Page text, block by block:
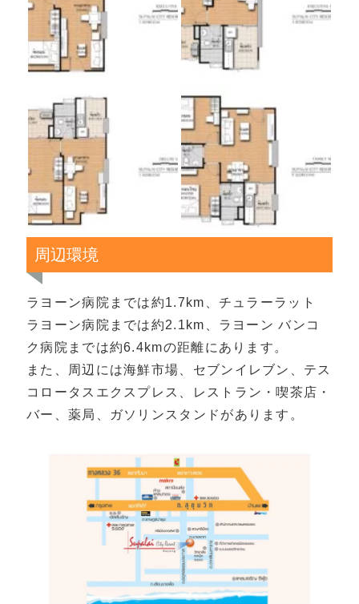
周辺環境
ラヨーン病院までは約1.7km、チュラーラット
ラヨーン病院までは約2.1km、ラヨーン バンコ
ク病院までは約6.4kmの距離にあります。
また、周辺には海鮮市場、セブンイレブン、テス
コロータスエクスプレス、レストラン・喫茶店・
バー、薬局、ガソリンスタンドがあります。